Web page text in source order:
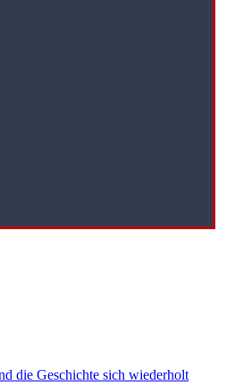
die Geschichte sich wiederholt